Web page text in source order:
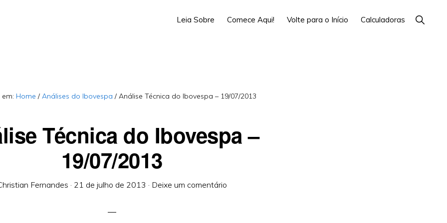
Leia Sobre Comece Aqui! Volte para o Início Calculadoras Show
Search
Home / Análises do Ibovespa /Análise Técnica do Ibovespa – 19/07/2013
Técnica do Ibovespa –
19/07/2013
Fernandes · 21 de julho de 2013 · Deixe um comentário